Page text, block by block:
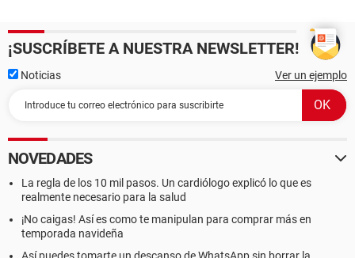
¡SUSCRÍBETE A NUESTRA NEWSLETTER!
Noticias Ver un ejemplo
NOVEDADES
La regla de los 10 mil pasos. Un cardiólogo explicó lo que es
realmente necesario para la salud
¡No caigas! Así es como te manipulan para comprar más en
temporada navideña